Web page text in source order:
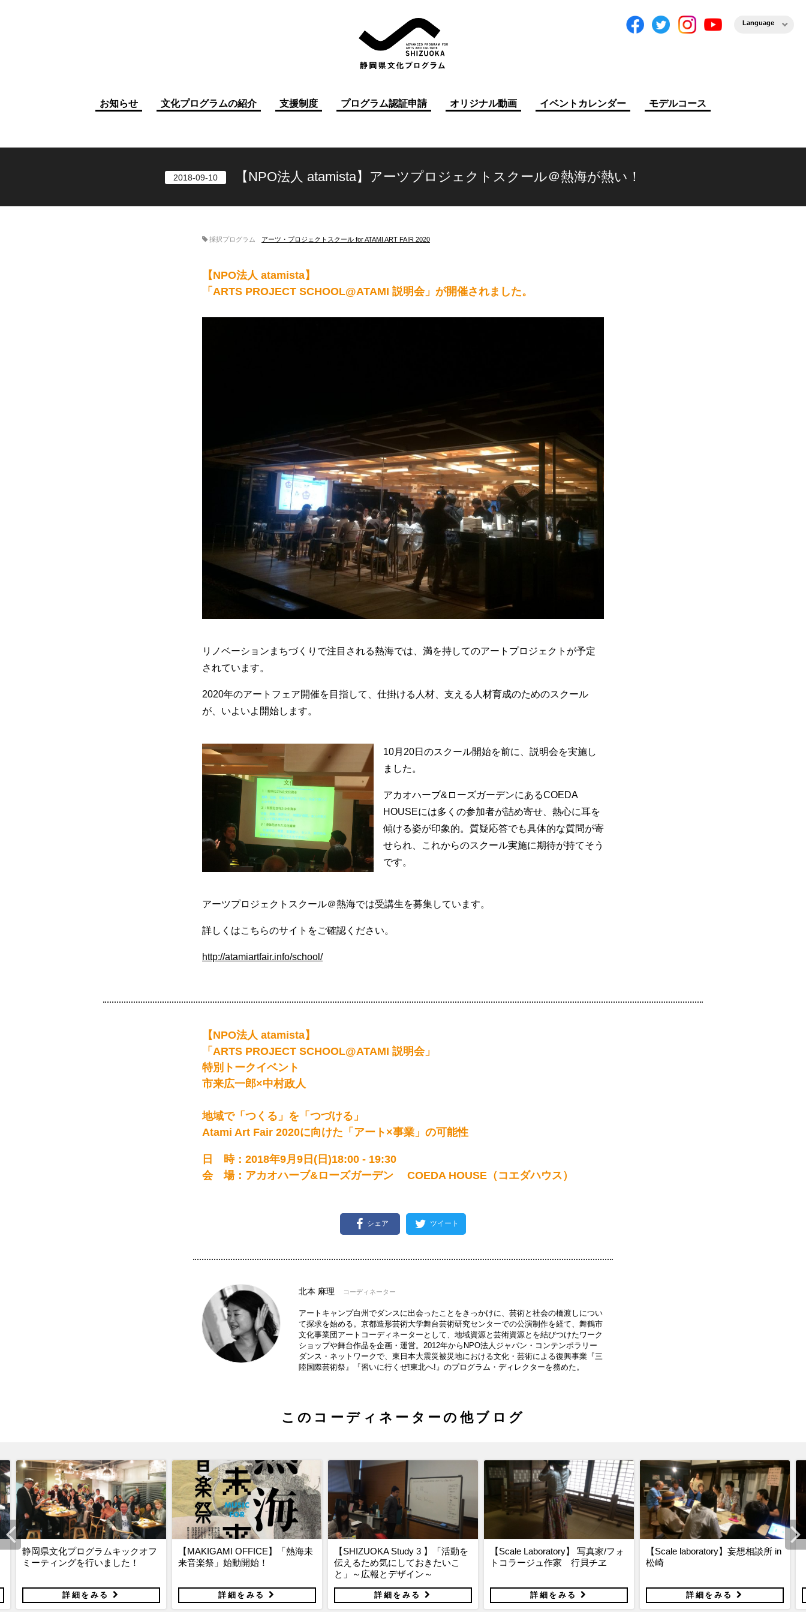
お知らせ 文化プログラムの紹介 支援制度 プログラム認証申請 オリジナル動画 イベントカレンダー モデルコース
Language
2018-09-10 【NPO法人 atamista】アーツプロジェクトスクール＠熱海が熱い！
採択プログラム アーツ・プロジェクトスクール for ATAMI ART FAIR 2020
【NPO法人 atamista】
「ARTS PROJECT SCHOOL@ATAMI 説明会」が開催されました。
リノベーションまちづくりで注目される熱海では、満を持してのアートプロジェクトが予定
されています。
2020年のアートフェア開催を目指して、仕掛ける人材、支える人材育成のためのスクール
が、いよいよ開始します。
10月20日のスクール開始を前に、説明会を実施し
ました。
アカオハーブ&ローズガーデンにあるCOEDA
HOUSEには多くの参加者が詰め寄せ、熱心に耳を
傾ける姿が印象的。質疑応答でも具体的な質問が寄
せられ、これからのスクール実施に期待が持てそう
です。
アーツプロジェクトスクール＠熱海では受講生を募集しています。
詳しくはこちらのサイトをご確認ください。
http://atamiartfair.info/school/
【NPO法人 atamista】
「ARTS PROJECT SCHOOL@ATAMI 説明会」
特別トークイベント
市来広一郎×中村政人
地域で「つくる」を「つづける」
Atami Art Fair 2020に向けた「アート×事業」の可能性
日 時：2018年9月9日(日)18:00 - 19:30
会 場：アカオハーブ&ローズガーデン COEDA HOUSE（コエダハウス）
シェア ツイート
北本 麻理 コーディネーター
アートキャンプ白州でダンスに出会ったことをきっかけに、芸術と社会の橋渡しについ
て探求を始める。京都造形芸術大学舞台芸術研究センターでの公演制作を経て、舞鶴市
文化事業団アートコーディネーターとして、地域資源と芸術資源とを結びつけたワーク
ショップや舞台作品を企画・運営。2012年からNPO法人ジャパン・コンテンポラリー
ダンス・ネットワークで、東日本大震災被災地における文化・芸術による復興事業『三
陸国際芸術祭』『習いに行くぜ!東北へ!』のプログラム・ディレクターを務めた。
このコーディネーターの他ブログ
静岡県文化プログラムキックオフ
ミーティングを行いました！
詳細をみる
【MAKIGAMI OFFICE】「熱海未
来音楽祭」始動開始！
詳細をみる
【SHIZUOKA Study 3 】「活動を
伝えるため気にしておきたいこ
と」～広報とデザイン～
詳細をみる
【Scale Laboratory】 写真家/フォ
トコラージュ作家 行貝チヱ
詳細をみる
【Scale laboratory】妄想相談所 in
松崎
詳細をみる